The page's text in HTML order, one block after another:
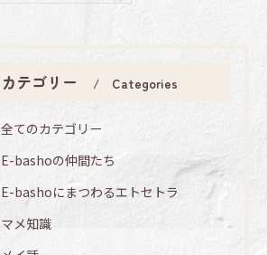
カテゴリー Categories
全てのカテゴリー
E-bashoの仲間たち
E-bashoにまつわるエトセトラ
マメ知識